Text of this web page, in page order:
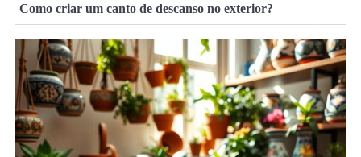
Como criar um canto de descanso no exterior?